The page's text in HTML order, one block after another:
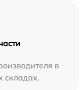
в
складах.